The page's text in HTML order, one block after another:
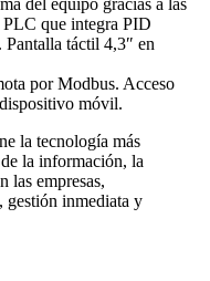
del equipo gracias a las
PLC que integra PID
táctil 4,3″ en
por Modbus. Acceso
móvil.
la tecnología más
la información, la
las empresas,
gestión inmediata y